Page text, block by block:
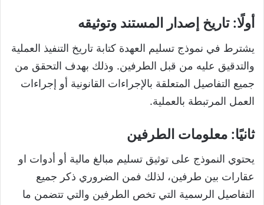
أولًا: تاريخ إصدار المستند وتوثيقه
يشترط في نموذج تسليم العهدة كتابة تاريخ التنفيذ العملية
والتدقيق عليه من قبل الطرفين. وذلك بهدف التحقق من
جميع التفاصيل المتعلقة بالإجراءات القانونية أو إجراءات
العمل المرتبطة بالعملية.
ثانيًا: معلومات الطرفين
يحتوي النموذج على توثيق تسليم مبالغ مالية أو أدوات او
عقارات بين طرفين، لذلك فمن الضروري ذكر جميع
التفاصيل الرسمية التي تخص الطرفين والتي تتضمن ما